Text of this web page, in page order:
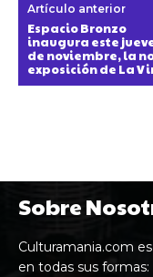
Artículo anterior
Espacio Bronzo
inaugura este
de noviembre, la
exposición de La
Sobre
Culturamania.com
en todas sus